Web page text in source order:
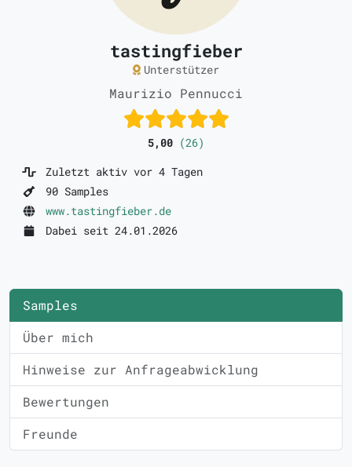
tastingfieber
Unterstützer
Maurizio Pennucci
5,00 (26)
Zuletzt aktiv vor 4 Tagen
90 Samples
www.tastingfieber.de
Dabei seit 24.01.2026
Samples
Über mich
Hinweise zur Anfrageabwicklung
Bewertungen
Freunde